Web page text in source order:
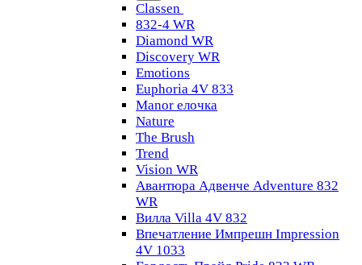
Classen
832-4 WR
Diamond WR
Discovery WR
Emotions
Euphoria 4V 833
Manor елочка
Nature
The Brush
Trend
Vision WR
Авантюра Адвенче Adventure 832
WR
Вилла Villa 4V 832
Впечатление Импрешн Impression
4V 1033